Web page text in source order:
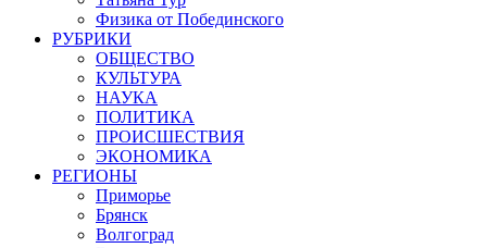
Физика от Побединского
РУБРИКИ
ОБЩЕСТВО
КУЛЬТУРА
НАУКА
ПОЛИТИКА
ПРОИСШЕСТВИЯ
ЭКОНОМИКА
РЕГИОНЫ
Приморье
Брянск
Волгоград